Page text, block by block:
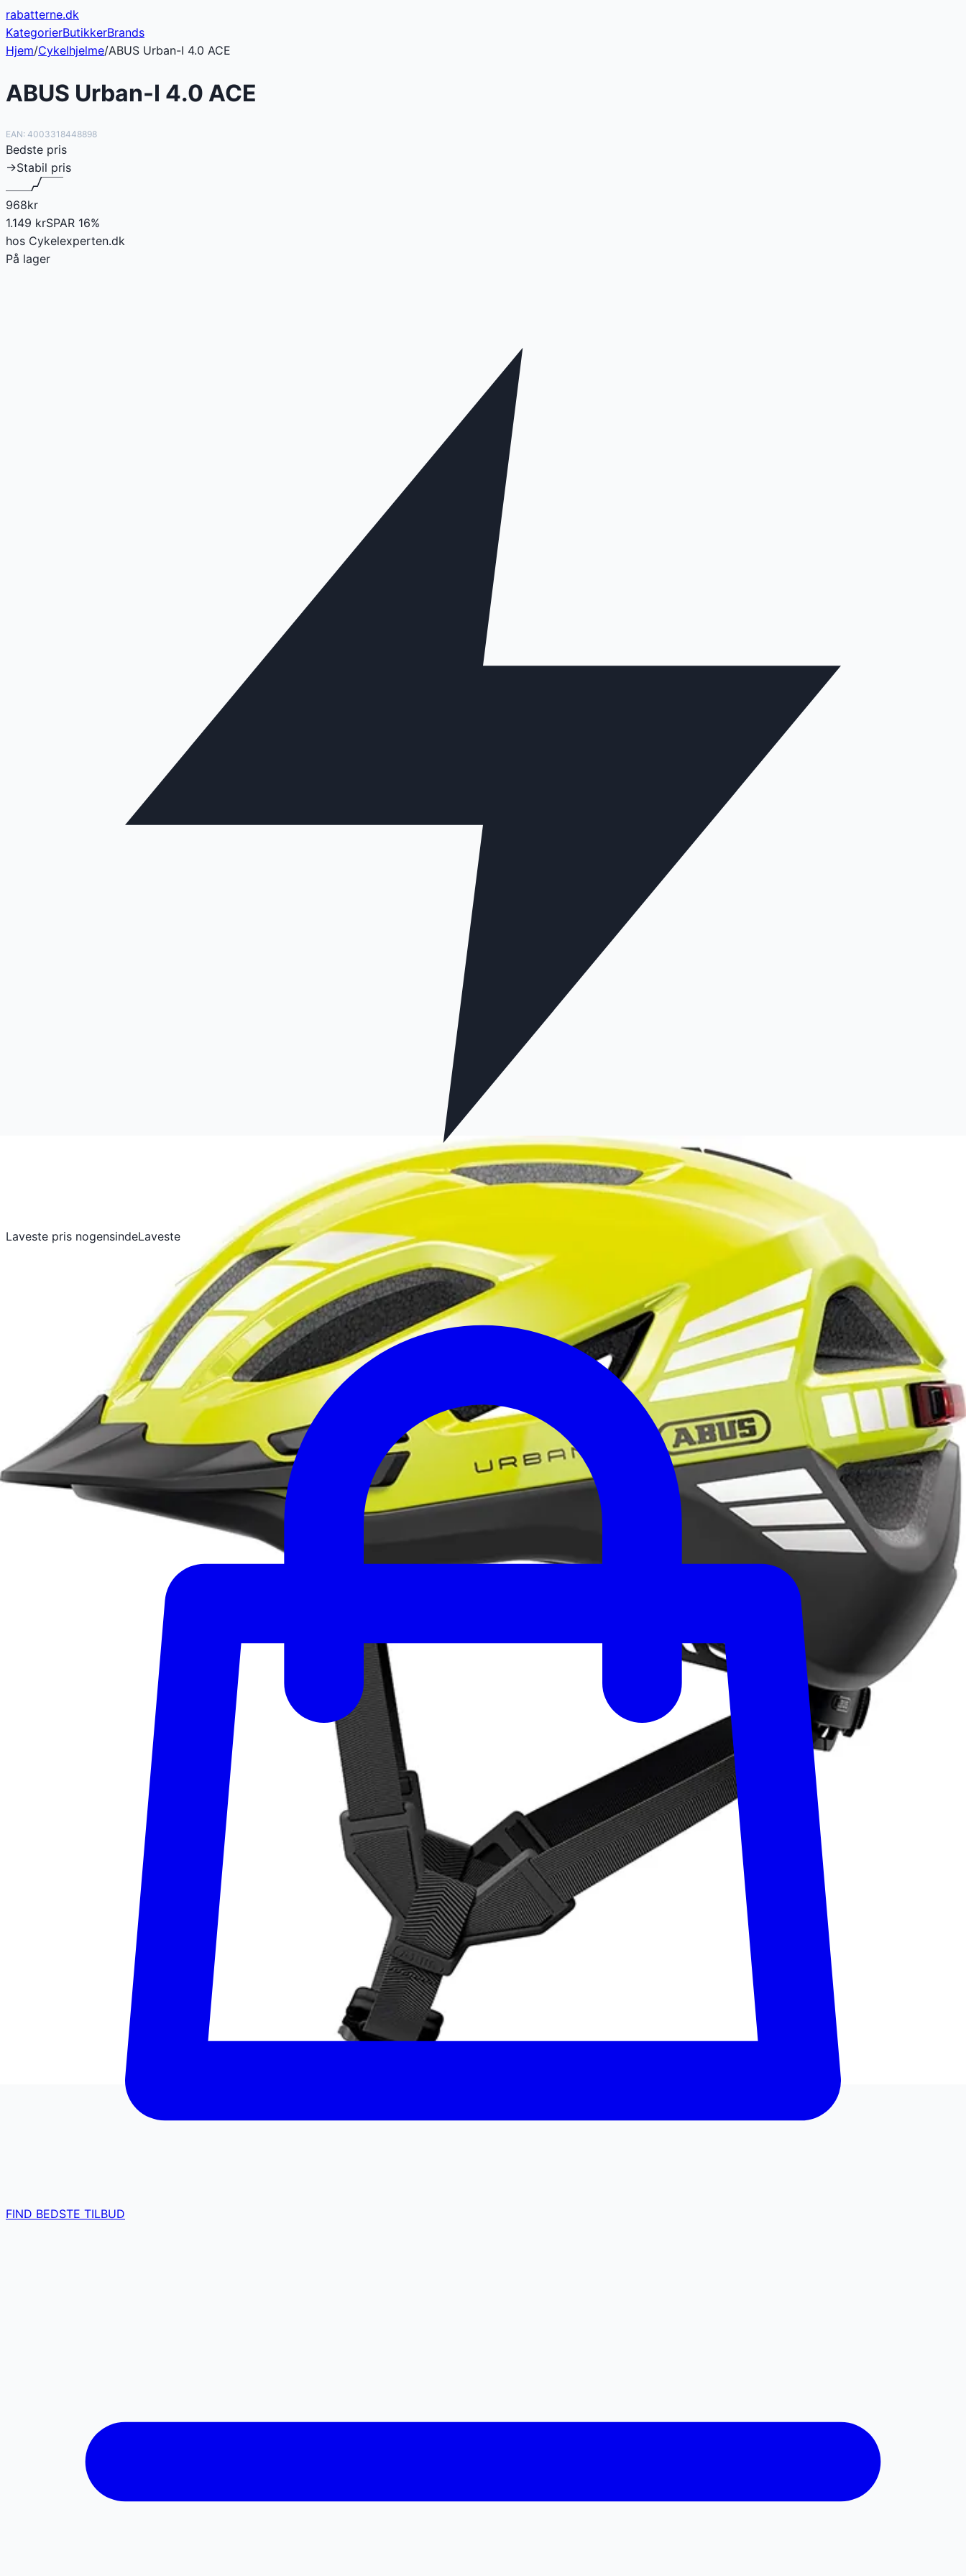
rabatterne.dk
KategorierButikkerBrands
Hjem/Cykelhjelme/ABUS Urban-I 4.0 ACE
ABUS Urban-I 4.0 ACE
EAN: 4003318448898
Bedste pris
→Stabil pris
968kr
1.149 krSPAR 16%
hos Cykelexperten.dk
På lager
Laveste pris nogensindeLaveste
FIND BEDSTE TILBUD